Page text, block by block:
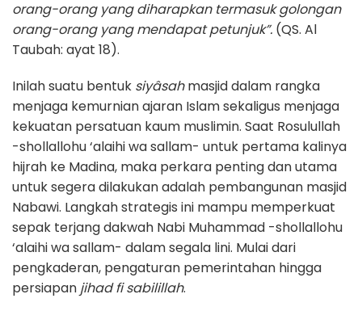
orang-orang yang diharapkan termasuk golongan
orang-orang yang mendapat petunjuk”. (QS. Al
Taubah: ayat 18).
Inilah suatu bentuk siyâsahmasjid dalam rangka
menjaga kemurnian ajaran Islam sekaligus menjaga
kekuatan persatuan kaum muslimin. Saat Rosulullah
-shollallohu ‘alaihi wa sallam- untuk pertama kalinya
hijrah ke Madina, maka perkara penting dan utama
untuk segera dilakukan adalah pembangunan masjid
Nabawi. Langkah strategis ini mampu memperkuat
sepak terjang dakwah Nabi Muhammad -shollallohu
‘alaihi wa sallam- dalam segala lini. Mulai dari
pengkaderan, pengaturan pemerintahan hingga
persiapan jihad fi sabilillah.